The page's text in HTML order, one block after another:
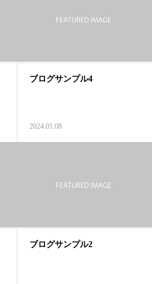
ブログサンプル4
2024.01.08
ブログサンプル2